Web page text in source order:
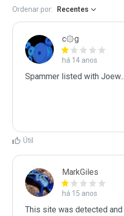
Ordenar por: Recentes
c۞g
há 14 anos
Spammer listed with Joew...
Útil
MarkGiles
há 15 anos
This site was detected